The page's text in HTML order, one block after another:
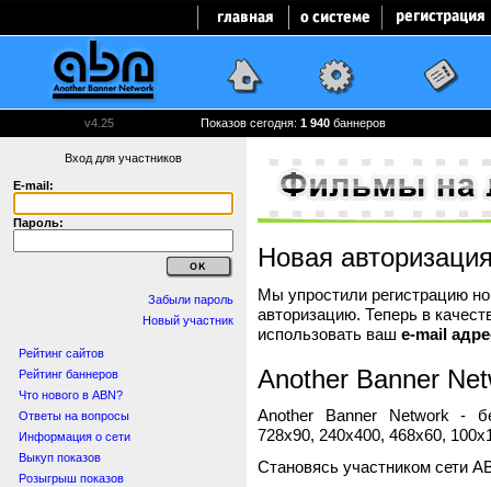
v4.25 Показов сегодня: 1 940 баннеров
Вход для участников
E-mail:
Пароль:
Забыли пароль
Новый участник
Рейтинг сайтов
Рейтинг баннеров
Что нового в ABN?
Ответы на вопросы
Информация о сети
Выкуп показов
Розыгрыш показов
Новая
Мы упростили регистрацию
авторизацию. Теперь в
использовать ваш e-mail
Another Banner
Another Banner Network -
728x90, 240x400, 468x60,
Становясь участником сети